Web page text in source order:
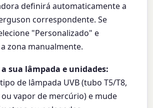
definirá automaticamente a
correspondente. Se
"Personalizado" e
zona manualmente.
a sua lâmpada e unidades:
de lâmpada UVB (tubo T5/T8,
vapor de mercúrio) e mude